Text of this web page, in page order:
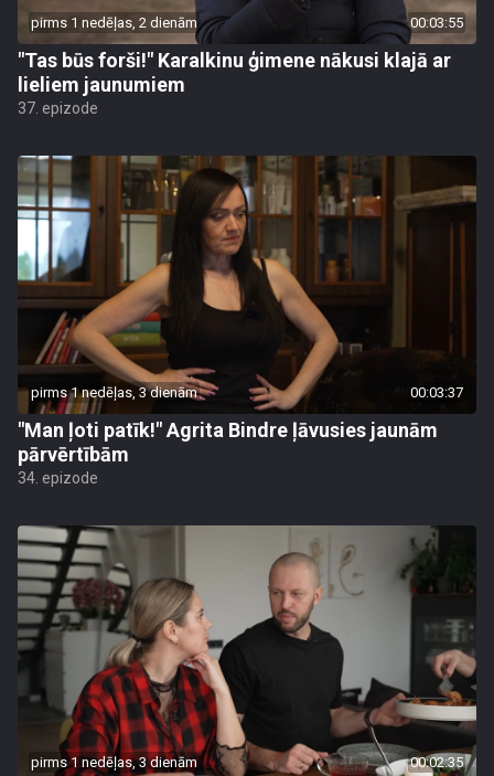
pirms 1 nedēļas, 2 dienām 00:03:55
"Tas būs forši!" Karalkinu ģimene nākusi klajā ar
lieliem jaunumiem
37. epizode
pirms 1 nedēļas, 3 dienām 00:03:37
"Man ļoti patīk!" Agrita Bindre ļāvusies jaunām
pārvērtībām
34. epizode
pirms 1 nedēļas, 3 dienām 00:02:35